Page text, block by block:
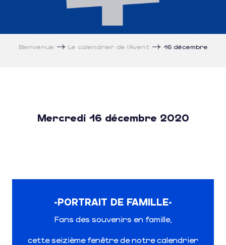
Bienvenue Le calendrier de l’Avent 16 décembre
Mercredi 16 décembre 2020
-PORTRAIT DE FAMILLE-
Fans des souvenirs en famille,
cette seizième fenêtre de notre calendrier